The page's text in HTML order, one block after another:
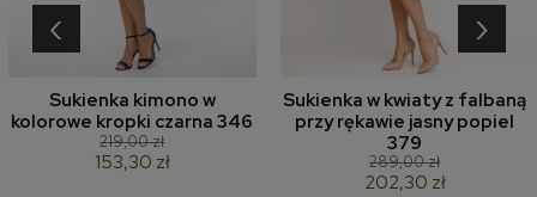
Sukienka kimono w
kolorowe kropki czarna 346
219,00 zł
153,30 zł
Sukienka w kwiaty z falbaną
przy rękawie jasny popiel
379
289,00 zł
202,30 zł
‹ ›